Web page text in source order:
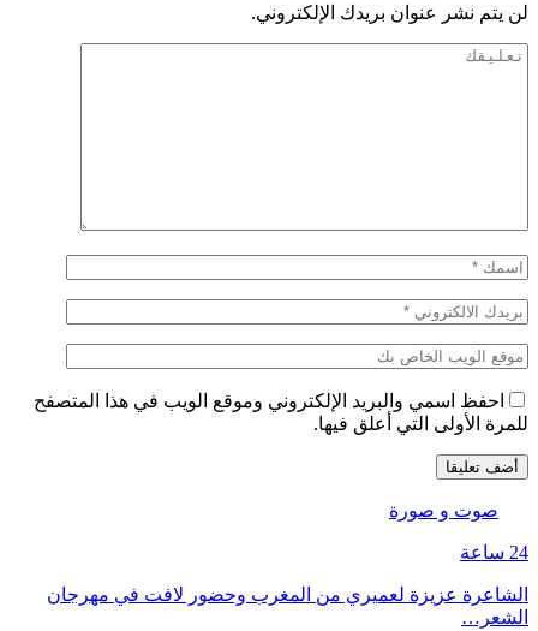
لن يتم نشر عنوان بريدك الإلكتروني.
احفظ اسمي والبريد الإلكتروني وموقع الويب في هذا المتصفح
للمرة الأولى التي أعلق فيها.
صوت و صورة
24 ساعة
الشاعرة عزيزة لعميري من المغرب وحضور لافت في مهرجان
الشعر…